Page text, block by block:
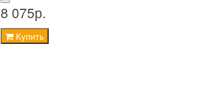
8 075р.
Купить